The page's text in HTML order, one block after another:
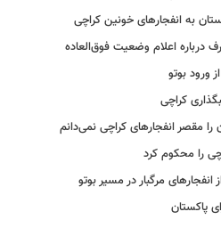
به انفجارهای خونین کراچی
درباره اعلام وضعیت فوق‌العاده
ورود بوتو
کراچی
را مقصر انفجارهای کراچی نمی‌دانم
را محکوم کرد
مرگبار در مسیر بوتو
پاکستان